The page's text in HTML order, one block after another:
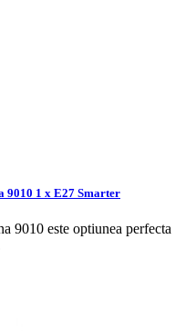
9010 1 x E27 Smarter
9010 este optiunea perfecta